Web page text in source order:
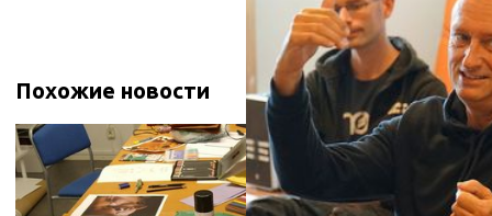
Похожие новости